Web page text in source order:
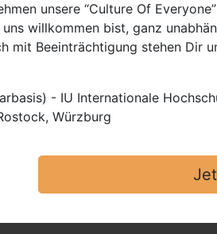
unsere “Culture Of
willkommen bist, ganz
mit Beeinträchtigung stehen Dir
- IU Internationale
Würzburg